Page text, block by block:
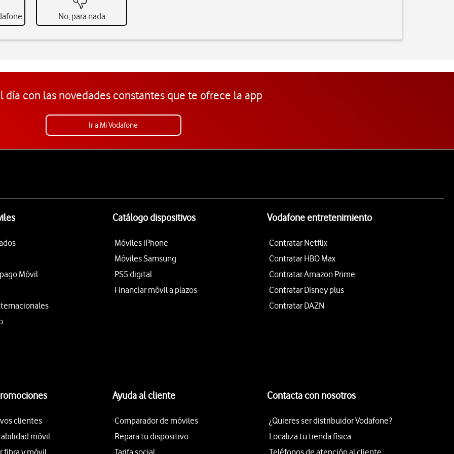
No, para nada
día con las novedades constantes que te ofrece la app
Ir a Mi Vodafone
Móvil
Catálogo dispositivos
Móviles iPhone
Móviles Samsung
PS5 digital
Financiar móvil a plazos
Vodafone entretenimiento
Contratar Netflix
Contratar HBO Max
Contratar Amazon Prime
Contratar Disney plus
Contratar DAZN
clientes
móvil
fibra y móvil
Ayuda al cliente
Comparador de móviles
Repara tu dispositivo
Tarifa social
Contacta con nosotros
¿Quieres ser distribuidor Vodafone?
Localiza tu tienda física
Teléfonos de atención al cliente